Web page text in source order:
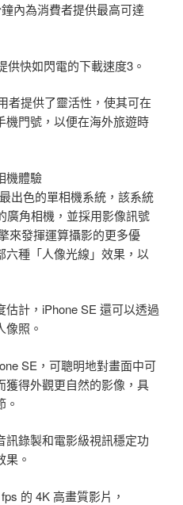
內為消費者提供最高可達
供快如閃電的下載速度3。
者提供了靈活性，使其可在
機門號，以便在海外旅遊時
機體驗
出色的單相機系統，該系統
廣角相機，並採用影像訊號
來發揮運算攝影的更多優
種「人像光線」效果，以
計，iPhone SE 還可以透過
照。
SE，可聰明地對畫面中可
獲得外觀更自然的影像，具
錄製和電影級視訊穩定功
。
的 4K 高畫質影片，